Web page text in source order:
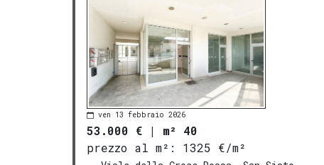
ven 13 febbraio 2026
53.000 € | m² 40
prezzo al m²:
1325 €/m²